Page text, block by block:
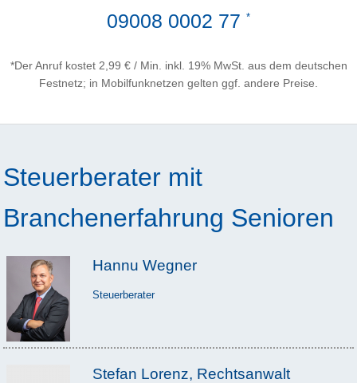
09008 0002 77 *
*Der Anruf kostet 2,99 € / Min. inkl. 19% MwSt. aus dem deutschen
Festnetz; in Mobilfunknetzen gelten ggf. andere Preise.
Steuerberater mit
Branchenerfahrung Senioren
Hannu Wegner
Steuerberater
Stefan Lorenz, Rechtsanwalt